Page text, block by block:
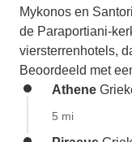
Mykonos en
de Paraportiani-
viersterrenhotels,
Beoordeeld met
Athene
5 mi